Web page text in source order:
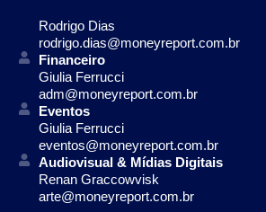
Rodrigo Dias
rodrigo.dias@moneyreport.com.br
Financeiro
Giulia Ferrucci
adm@moneyreport.com.br
Eventos
Giulia Ferrucci
eventos@moneyreport.com.br
Audiovisual & Mídias Digitais
Renan Graccowvisk
arte@moneyreport.com.br